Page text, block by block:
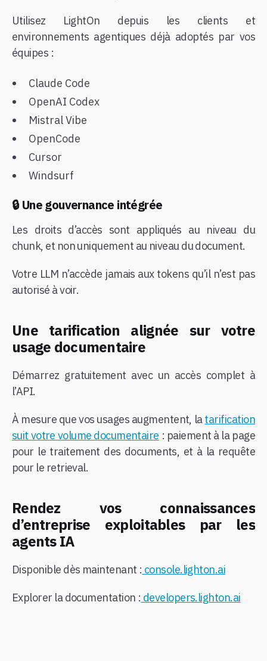
Utilisez LightOn depuis les clients et
environnements agentiques déjà adoptés par vos
équipes :
Claude Code
OpenAI Codex
Mistral Vibe
OpenCode
Cursor
Windsurf
🔒 Une gouvernance intégrée
Les droits d’accès sont appliqués au niveau du
chunk, et non uniquement au niveau du document.
Votre LLM n’accède jamais aux tokens qu’il n’est pas
autorisé à voir.
Une tarification alignée sur votre
usage documentaire
Démarrez gratuitement avec un accès complet à
l’API.
À mesure que vos usages augmentent, latarification
suit votre volume documentaire : paiement à la page
pour le traitement des documents, et à la requête
pour le retrieval.
Rendez vos connaissances
d’entreprise exploitables par les
agents IA
Disponible dès maintenant : console.lighton.ai
Explorer la documentation : developers.lighton.ai